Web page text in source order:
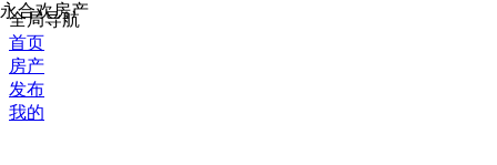
永合欢房产
全局导航
首页
房产
发布
我的